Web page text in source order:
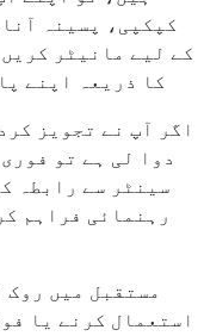
کپکپی، پسینہ
کے لیے مانیٹر
کا ذریعہ اپنے
اگر آپ نے تجویز
دوا لی ہے تو
سینٹر سے رابطہ
رہنمائی فراہم
مستقبل میں روک
استعمال کرنے یا